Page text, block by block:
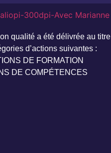
qualité a été délivrée au titre
d’actions suivantes :
DE FORMATION
DE COMPÉTENCES